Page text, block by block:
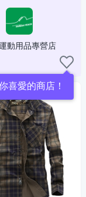
動用品專營店
喜愛的商店！